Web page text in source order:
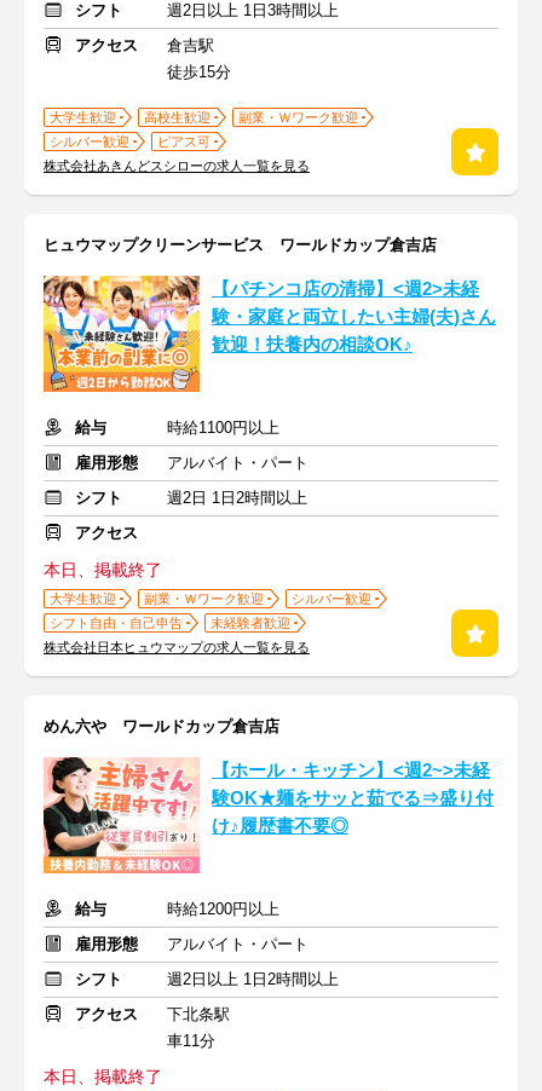
シフト
週2日以上 1日3時間以上
アクセス
倉吉駅
徒歩15分
大学生歓迎 高校生歓迎
副業・Ｗワーク歓迎
シルバー歓迎
ピアス可
株式会社あきんどスシローの求人一覧を見る
ヒュウマップクリーンサービス ワールドカップ倉吉店
【パチンコ店の清掃】<週2>未経
験・家庭と両立したい主婦(夫)さん
歓迎！扶養内の相談OK♪
給与
時給1100円以上
雇用形態
アルバイト・パート
シフト
週2日 1日2時間以上
アクセス
本日、掲載終了
大学生歓迎 副業・Ｗワーク歓迎
シルバー歓迎
シフト自由・自己申告
未経験者歓迎
株式会社日本ヒュウマップの求人一覧を見る
めん六や ワールドカップ倉吉店
【ホール・キッチン】<週2~>未経
験OK★麺をサッと茹でる⇒盛り付
け♪履歴書不要◎
給与
時給1200円以上
雇用形態
アルバイト・パート
シフト
週2日以上 1日2時間以上
アクセス
下北条駅
車11分
本日、掲載終了